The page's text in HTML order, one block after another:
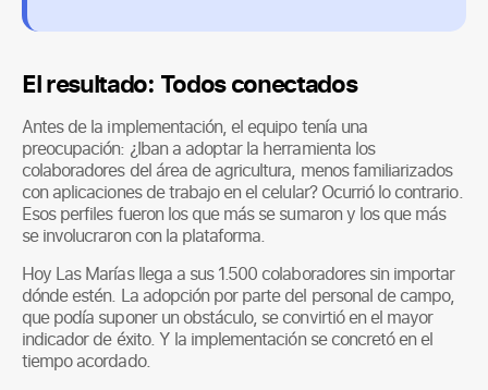
El resultado: Todos conectados
Antes de la implementación, el equipo tenía una
preocupación: ¿Iban a adoptar la herramienta los
colaboradores del área de agricultura, menos familiarizados
con aplicaciones de trabajo en el celular?Ocurrió lo contrario.
Esos perfiles fueron los que más se sumaron y los que más
se involucraron con la plataforma.
Hoy Las Marías llega a sus 1.500 colaboradores sin importar
dónde estén. La adopción por parte del personal de campo,
que podía suponer un obstáculo, se convirtió en el mayor
indicador de éxito. Y la implementación se concretó en el
tiempo acordado.